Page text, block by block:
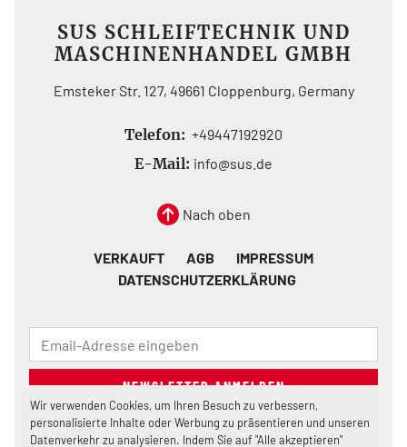
Wir verwenden Cookies, um Ihren Besuch zu verbessern,
personalisierte Inhalte oder Werbung zu präsentieren und unseren
Datenverkehr zu analysieren. Indem Sie auf "Alle akzeptieren"
SUS SCHLEIFTECHNIK UND
MASCHINENHANDEL GMBH
Emsteker Str. 127, 49661 Cloppenburg, Germany
Telefon: +49447192920
E-Mail: info@sus.de
Nach oben
VERKAUFT AGB
IMPRESSUM
DATENSCHUTZERKLÄRUNG
NEWSLETTER ANMELDEN